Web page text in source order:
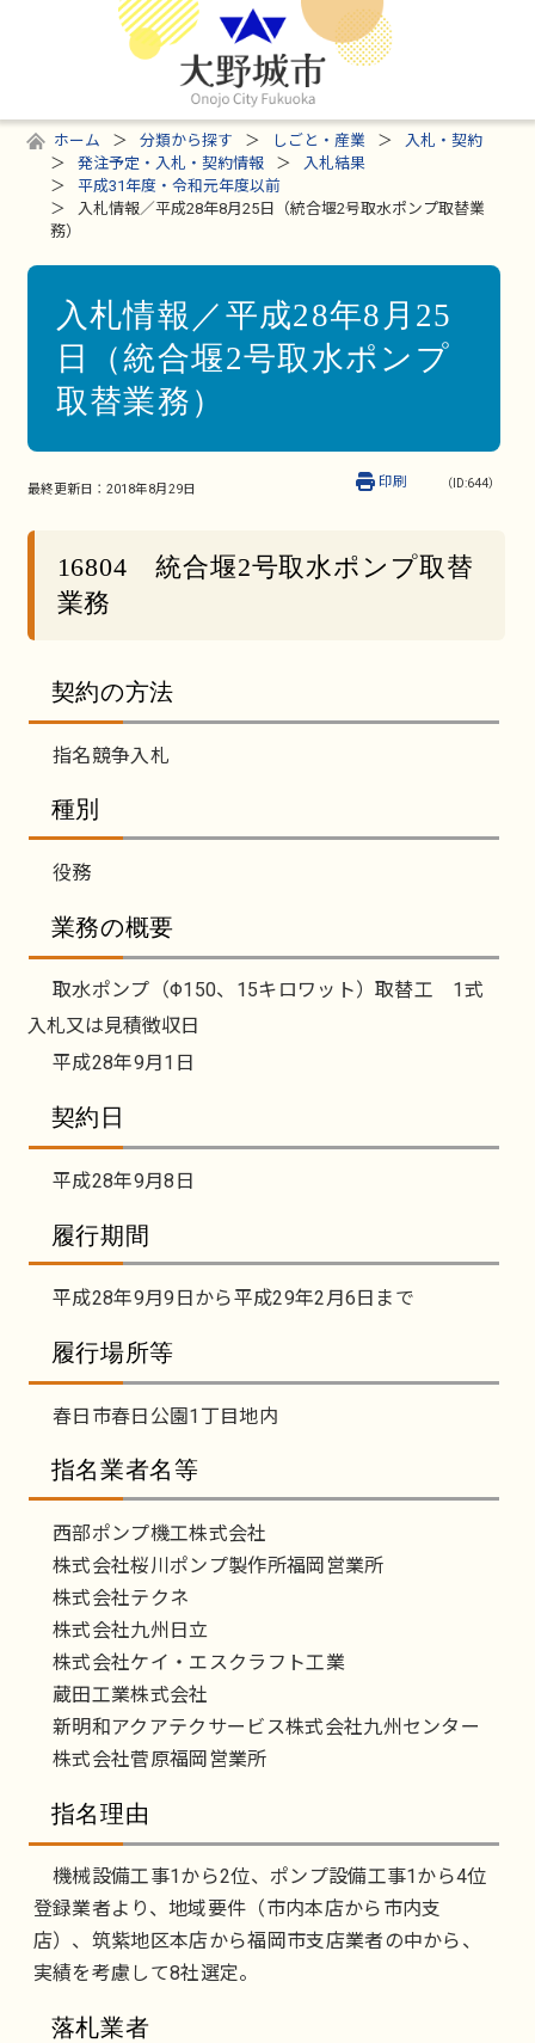
ホーム 分類から探す しごと・産業
入札・契約
発注予定・入札・契約情報
入札結果
平成31年度・令和元年度以前
入札情報／平成28年8月25日（統合堰2号取水ポンプ取替業
務）
入札情報／平成28年8月25
日（統合堰2号取水ポンプ
取替業務）
最終更新日： 2018年8月29日 （ID:644）
印刷
16804 統合堰2号取水ポンプ取替
業務
契約の方法
指名競争入札
種別
役務
業務の概要
取水ポンプ（Φ150、15キロワット）取替工 1式
入札又は見積徴収日
平成28年9月1日
契約日
平成28年9月8日
履行期間
平成28年9月9日から平成29年2月6日まで
履行場所等
春日市春日公園1丁目地内
指名業者名等
西部ポンプ機工株式会社
株式会社桜川ポンプ製作所福岡営業所
株式会社テクネ
株式会社九州日立
株式会社ケイ・エスクラフト工業
蔵田工業株式会社
新明和アクアテクサービス株式会社九州センター
株式会社菅原福岡営業所
指名理由
機械設備工事1から2位、ポンプ設備工事1から4位
登録業者より、地域要件（市内本店から市内支
店）、筑紫地区本店から福岡市支店業者の中から、
実績を考慮して8社選定。
落札業者